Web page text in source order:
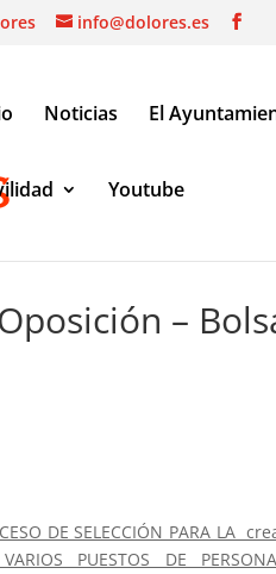
info@dolores.es
Noticias El
Youtube
–
DE SELECCIÓN PARA LA
PUESTOS DE